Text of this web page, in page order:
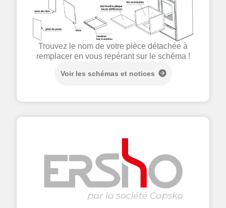
Trouvez le nom de votre pièce détachée à
remplacer en vous repérant sur le schéma !
Voir les schémas et notices